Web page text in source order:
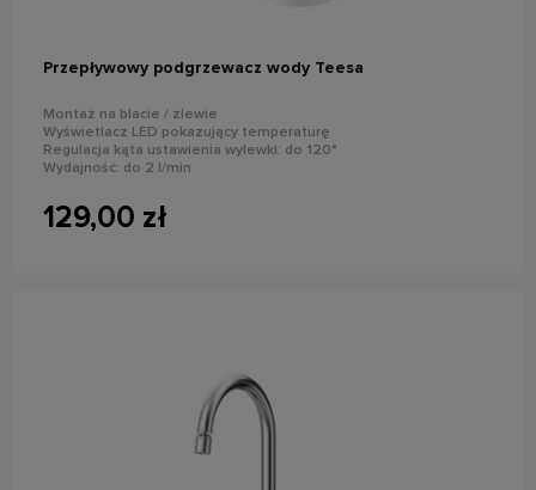
Przepływowy podgrzewacz wody Teesa
Montaż na blacie / zlewie
Wyświetlacz LED pokazujący temperaturę
Regulacja kąta ustawienia wylewki: do 120°
Wydajność: do 2 l/min
129,00 zł